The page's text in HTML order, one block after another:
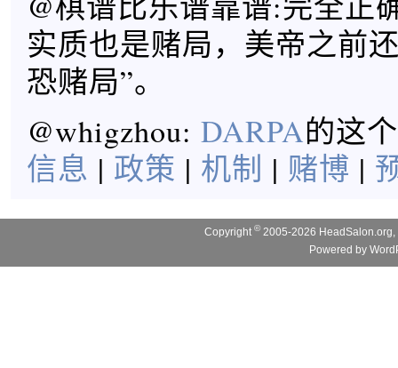
实质也是赌局，美帝之前
恐赌局”。
@whigzhou: DARPA的这
信息 | 政策 | 机制 | 赌博 |
Copyright© 2005-2026
Powered by